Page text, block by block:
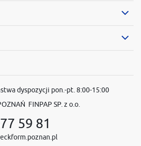
dyspozycji pon.-pt. 8:00-15:00
FINPAP SP. z o.o.
59 81